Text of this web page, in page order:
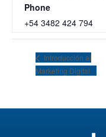
Phone
+54 3482 424 794
Introducción al
Marketing Digital